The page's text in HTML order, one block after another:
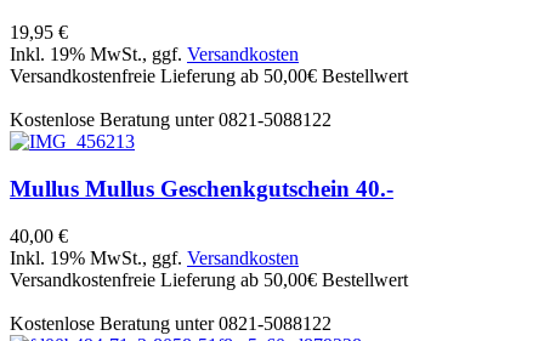
19,95 €
Inkl. 19% MwSt., ggf. Versandkosten
Versandkostenfreie Lieferung ab 50,00€ Bestellwert
Kostenlose Beratung unter 0821-5088122
Mullus Mullus Geschenkgutschein 40.-
40,00 €
Inkl. 19% MwSt., ggf. Versandkosten
Versandkostenfreie Lieferung ab 50,00€ Bestellwert
Kostenlose Beratung unter 0821-5088122